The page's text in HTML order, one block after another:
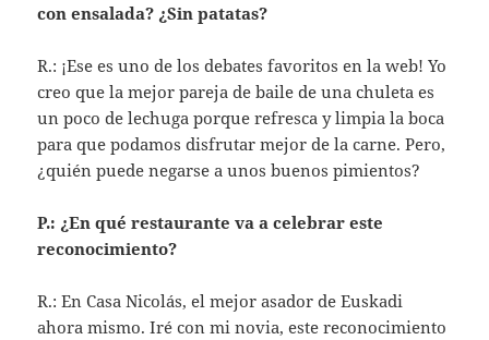
con ensalada? ¿Sin patatas?
R.: ¡Ese es uno de los debates favoritos en la web! Yo
creo que la mejor pareja de baile de una chuleta es
un poco de lechuga porque refresca y limpia la boca
para que podamos disfrutar mejor de la carne. Pero,
¿quién puede negarse a unos buenos pimientos?
P.: ¿En qué restaurante va a celebrar este
reconocimiento?
R.: En Casa Nicolás, el mejor asador de Euskadi
ahora mismo. Iré con mi novia, este reconocimiento